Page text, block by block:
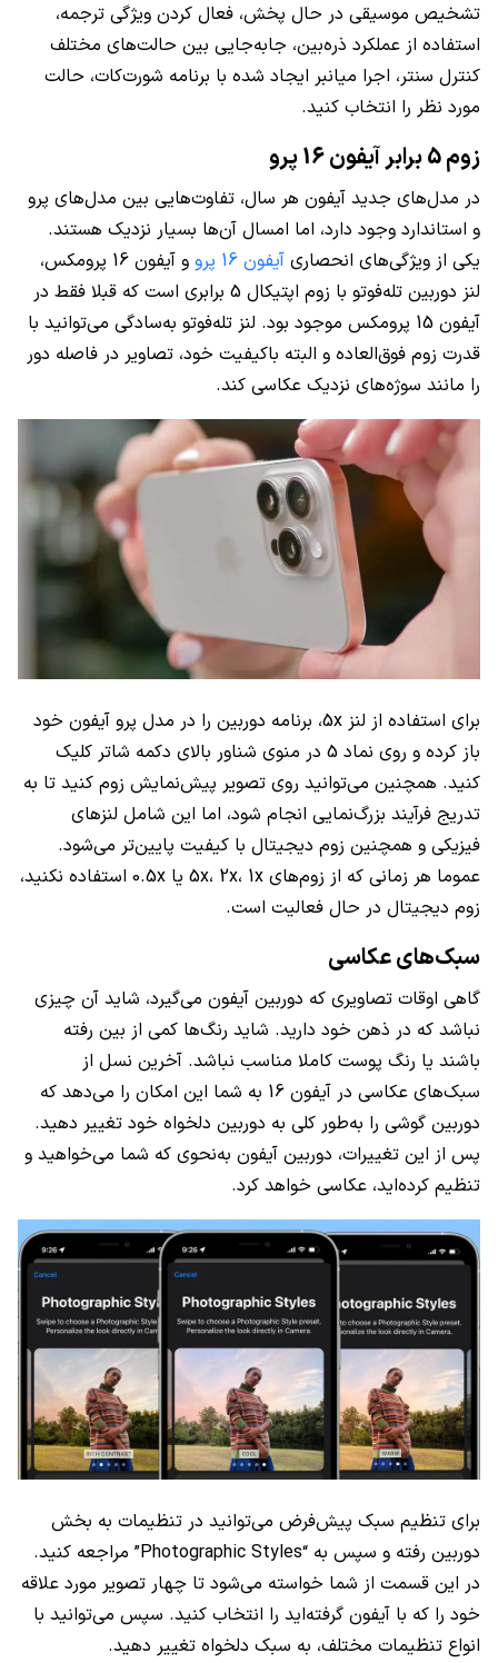
تشخیص موسیقی در حال پخش، فعال کردن ویژگی ترجمه،
استفاده از عملکرد ذره‌بین، جابه‌جایی بین حالت‌های مختلف
کنترل سنتر، اجرا میانبر ایجاد شده با برنامه شورت‌کات، حالت
مورد نظر را انتخاب کنید.
زوم 5 برابر آیفون 16 پرو
در مدل‌های جدید آیفون هر سال، تفاوت‌هایی بین مدل‌های پرو
و استاندارد وجود دارد، اما امسال آن‌ها بسیار نزدیک هستند.
یکی از ویژگی‌های انحصاری آیفون 16 پرو
و آیفون 16 پرومکس،
لنز دوربین تله‌فوتو با زوم اپتیکال 5 برابری است که قبلا فقط در
آیفون 15 پرومکس موجود بود. لنز تله‌فوتو به‌سادگی می‌توانید با
قدرت زوم فوق‌العاده و البته باکیفیت خود، تصاویر در فاصله دور
را مانند سوژه‌های نزدیک عکاسی کند.
برای استفاده از لنز 5x، برنامه دوربین را در مدل پرو آیفون خود
باز کرده و روی نماد 5 در منوی شناور بالای دکمه شاتر کلیک
کنید. همچنین می‌توانید روی تصویر پیش‌نمایش زوم کنید تا به
تدریج فرآیند بزرگ‌نمایی انجام شود، اما این شامل لنزهای
فیزیکی و همچنین زوم دیجیتال با کیفیت پایین‌تر می‌شود.
عموما هر زمانی که از زوم‌های 5x، 2x، 1x یا 0.5x استفاده نکنید،
زوم دیجیتال در حال فعالیت است.
سبک‌های عکاسی
گاهی اوقات تصاویری که دوربین آیفون می‌گیرد، شاید آن چیزی
نباشد که در ذهن خود دارید. شاید رنگ‌ها کمی از بین رفته
باشند یا رنگ پوست کاملا مناسب نباشد. آخرین نسل از
سبک‌های عکاسی در آیفون 16 به شما این امکان را می‌دهد که
دوربین گوشی را به‌طور کلی به دوربین دلخواه خود تغییر دهید.
پس از این تغییرات، دوربین آیفون به‌نحوی که شما می‌خواهید و
تنظیم کرده‌اید، عکاسی خواهد کرد.
برای تنظیم سبک پیش‌فرض می‌توانید در تنظیمات به بخش
دوربین رفته و سپس به “Photographic Styles” مراجعه کنید.
در این قسمت از شما خواسته می‌شود تا چهار تصویر مورد علاقه
خود را که با آیفون گرفته‌اید را انتخاب کنید. سپس می‌توانید با
انواع تنظیمات مختلف، به سبک دلخواه تغییر دهید.